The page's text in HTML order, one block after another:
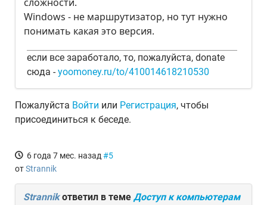
Windows - не маршрутизатор, но тут нужно
понимать какая это версия.
если все заработало, то, пожалуйста, donate
сюда -yoomoney.ru/to/410014618210530
Пожалуйста Войти или Регистрация, чтобы
присоединиться к беседе.
6 года 7 мес. назад #5
отStrannik
Strannikответил в теме Доступ к компьютерам